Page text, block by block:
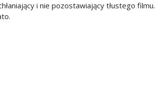
i nie pozostawiający tłustego filmu.